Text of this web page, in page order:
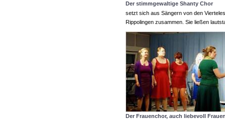
Der stimmgewaltige Shanty Chor
setzt sich aus Sängern von den
Rippolingen zusammen. Sie ließen
Der Frauenchor, auch liebevoll